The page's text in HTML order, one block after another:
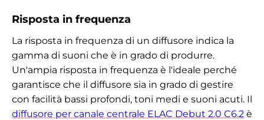
Risposta in frequenza
La risposta in frequenza di un diffusore indica la
gamma di suoni che è in grado di produrre.
Un'ampia risposta in frequenza è l'ideale perché
garantisce che il diffusore sia in grado di gestire
con facilità bassi profondi, toni medi e suoni acuti. Il
diffusore per canale centrale ELAC Debut 2.0 C6.2 è